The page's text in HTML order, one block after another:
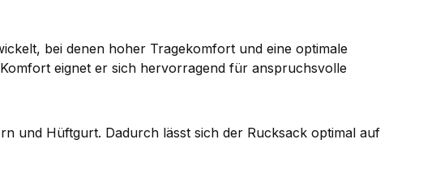
bei denen hoher Tragekomfort und eine optimale
eignet er sich hervorragend für anspruchsvolle
und Hüftgurt. Dadurch lässt sich der Rucksack optimal auf